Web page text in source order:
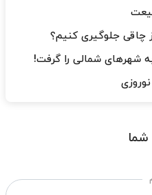
چاقی جلوگیری کنیم؟
شهرهای شمالی را گرفت!
شما